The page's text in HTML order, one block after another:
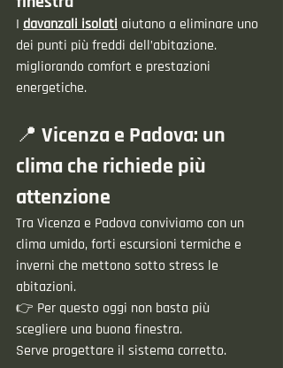
I davanzali isolati aiutano a eliminare uno
dei punti più freddi dell’abitazione.
migliorando comfort e prestazioni
energetiche.
📍 Vicenza e Padova: un
clima che richiede più
attenzione
Tra Vicenza e Padova conviviamo con un
clima umido, forti escursioni termiche e
inverni che mettono sotto stress le
abitazioni.
👉 Per questo oggi non basta più
scegliere una buona finestra.
Serve progettare il sistema corretto.